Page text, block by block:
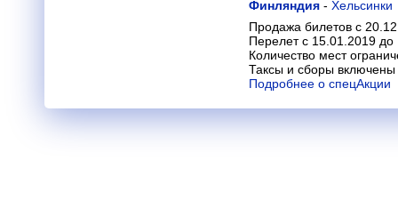
Финляндия - Хельсинки
Продажа билетов с
Перелет с 15.01.2019 до
Количество мест
Таксы и сборы включены
Подробнее о спецАкции